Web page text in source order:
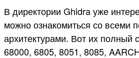
В директории Ghidra уже
можно ознакомиться со всеми
архитектурами. Вот их полный
68000, 6805, 8051, 8085,